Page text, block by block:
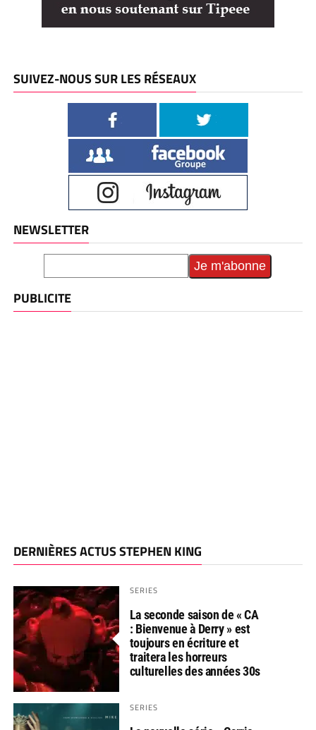
SUIVEZ-NOUS SUR LES RÉSEAUX
NEWSLETTER
PUBLICITE
DERNIÈRES ACTUS STEPHEN KING
SERIES
La seconde saison de « CA
: Bienvenue à Derry » est
toujours en écriture et
traitera les horreurs
culturelles des années 30s
SERIES